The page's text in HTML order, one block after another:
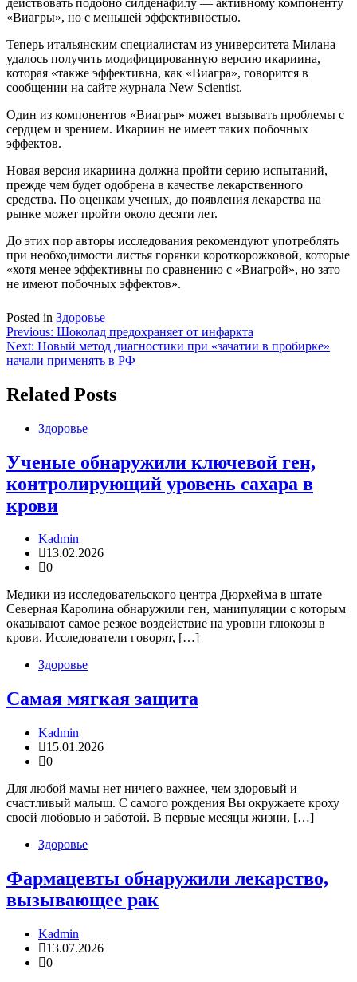
«Виагры», но с меньшей эффективностью.
Теперь итальянским специалистам из университета Милана
удалось получить модифицированную версию икариина,
которая «также эффективна, как «Виагра», говорится в
сообщении на сайте журнала New Scientist.
Один из компонентов «Виагры» может вызывать проблемы с
сердцем и зрением. Икариин не имеет таких побочных
эффектов.
Новая версия икариина должна пройти серию испытаний,
прежде чем будет одобрена в качестве лекарственного
средства. По оценкам ученых, до появления лекарства на
рынке может пройти около десяти лет.
До этих пор авторы исследования рекомендуют употреблять
при необходимости листья горянки короткорожковой, которые
«хотя менее эффективны по сравнению с «Виагрой», но зато
не имеют побочных эффектов».
Posted in Здоровье
Навигация
по
Previous: Шоколад предохраняет от инфаркта
Next: Новый метод диагностики при «зачатии в пробирке»
начали применять в РФ
Related Posts
Здоровье
Ученые обнаружили ключевой ген,
контролирующий уровень сахара в
крови
Kadmin
13.02.2026
0
Медики из исследовательского центра Дюрхейма в штате
Северная Каролина обнаружили ген, манипуляции с которым
оказывают самое резкое воздействие на уровни глюкозы в
крови. Исследователи говорят, […]
Здоровье
Самая мягкая защита
Kadmin
15.01.2026
0
Для любой мамы нет ничего важнее, чем здоровый и
счастливый малыш. С самого рождения Вы окружаете кроху
своей любовью и заботой. В первые месяцы жизни, […]
Здоровье
Фармацевты обнаружили лекарство,
вызывающее рак
Kadmin
13.07.2026
0